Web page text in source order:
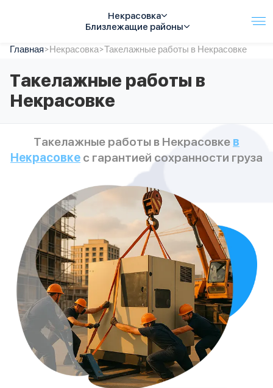
Некрасовка
Близлежащие районы
Услуги
Автопарк
Тарифы
Акции
Контакты
Спецтехника
Главная>Некрасовка>Такелажные работы в Некрасовке
Такелажные работы в
Некрасовке
Такелажные работы в Некрасовке в
Некрасовке с гарантией сохранности груза